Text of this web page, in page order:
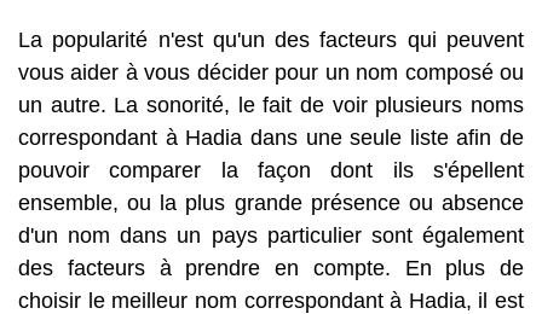
La popularité n'est qu'un des facteurs qui peuvent
vous aider à vous décider pour un nom composé ou
un autre. La sonorité, le fait de voir plusieurs noms
correspondant à Hadia dans une seule liste afin de
pouvoir comparer la façon dont ils s'épellent
ensemble, ou la plus grande présence ou absence
d'un nom dans un pays particulier sont également
des facteurs à prendre en compte. En plus de
choisir le meilleur nom correspondant à Hadia, il est